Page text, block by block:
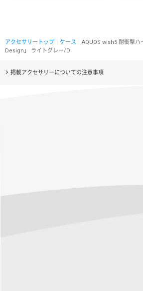
アクセサリートップ ケース ｜AQUOS wish5 耐衝撃
Design」 ライトグレー/D
掲載アクセサリーについての注意事項